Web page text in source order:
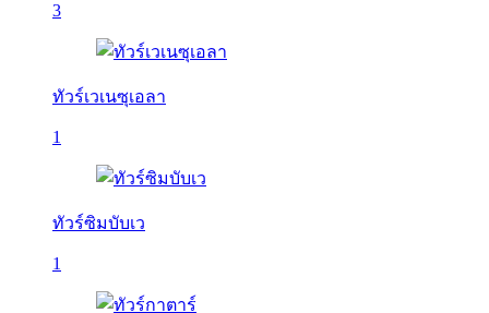
3
ทัวร์เวเนซุเอลา
1
ทัวร์ซิมบับเว
1